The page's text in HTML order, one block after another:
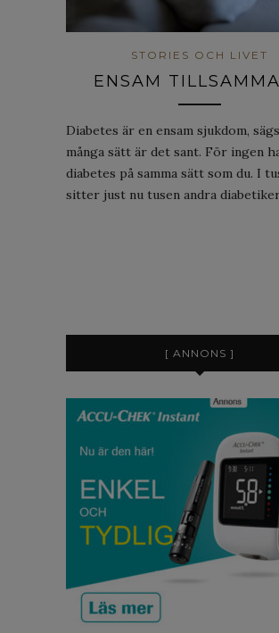
STORIES OCH LIVET
ENSAM
Diabetes är en ensam sjukdom,
många sätt är det sant. För ingen
diabetes på samma sätt som du. I
sitter just nu tusen andra
[ ANNONS ]